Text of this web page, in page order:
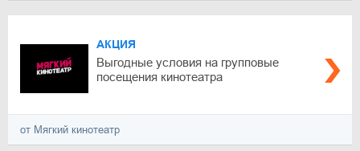
АКЦИЯ
Выгодные условия на групповые
посещения кинотеатра
от Мягкий кинотеатр